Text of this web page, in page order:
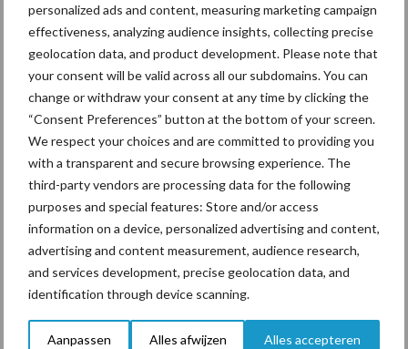
personalized ads and content, measuring marketing campaign
effectiveness, analyzing audience insights, collecting precise
geolocation data, and product development. Please note that
your consent will be valid across all our subdomains. You can
change or withdraw your consent at any time by clicking the
“Consent Preferences” button at the bottom of your screen.
We respect your choices and are committed to providing you
with a transparent and secure browsing experience. The
third-party vendors are processing data for the following
purposes and special features: Store and/or access
information on a device, personalized advertising and content,
advertising and content measurement, audience research,
and services development, precise geolocation data, and
identification through device scanning.
Aanpassen Alles afwijzen Alles accepteren
negative staphylococci intramammary infection dynamics in 2 dairy herds, J. Dairy Sci. 97
Aanbevolen voor jou!
Van onze partner HIPRA
Weer een Streptococcus
uberis mastitis, wat te
doen?
Van onze partner HIPRA